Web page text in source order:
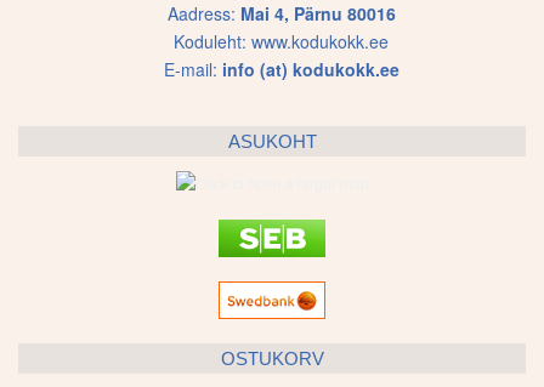
Aadress: Mai 4, Pärnu 80016
Koduleht: www.kodukokk.ee
E-mail: info (at) kodukokk.ee
ASUKOHT
OSTUKORV